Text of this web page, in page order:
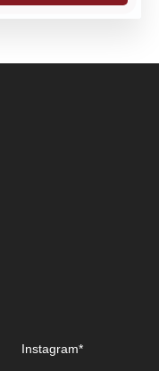
Instagram*